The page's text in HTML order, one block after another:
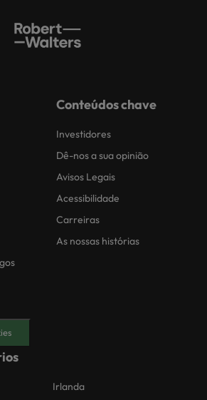
Conteúdos chave
Investidores
Dê-nos a sua opinião
Avisos Legais
Acessibilidade
Carreiras
As nossas histórias
Irlanda